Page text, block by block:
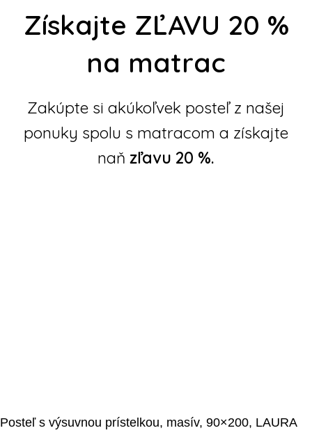
Získajte ZĽAVU 20 %
na matrac
Zakúpte si akúkoľvek posteľ z našej
ponuky spolu s matracom a získajte
naň zľavu 20 %.
Posteľ s výsuvnou prístelkou, masív, 90×200, LAURA